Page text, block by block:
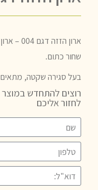
שחור כתום.
בעל סגירה שקטה, מתאים
רוצים להתחדש במוצר
לחזור אליכם